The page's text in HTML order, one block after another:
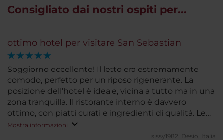
Consigliato dai nostri ospiti per...
ottimo hotel per visitare San Sebastian
Soggiorno eccellente! Il letto era estremamente
comodo, perfetto per un riposo rigenerante. La
posizione dell’hotel è ideale, vicina a tutto ma in una
zona tranquilla. Il ristorante interno è davvero
ottimo, con piatti curati e ingredienti di qualità. Le
camere sono spaziose, ben arredate e molto pulite.
Mostra informazioni
sissy1982. Desio, Italia